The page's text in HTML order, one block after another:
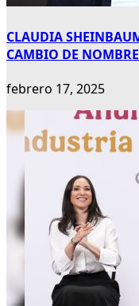
CLAUDIA
CAMBIO DE
febrero 17, 2025